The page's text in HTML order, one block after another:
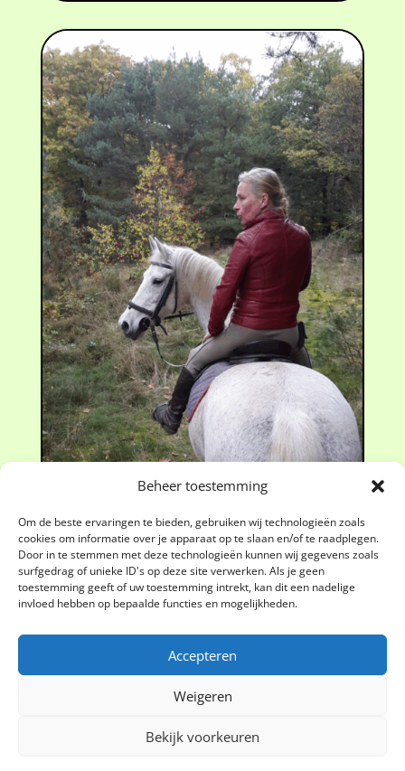
Beheer toestemming
Om de beste ervaringen te bieden, gebruiken wij technologieën zoals
cookies om informatie over je apparaat op te slaan en/of te raadplegen.
Door in te stemmen met deze technologieën kunnen wij gegevens zoals
surfgedrag of unieke ID's op deze site verwerken. Als je geen
toestemming geeft of uw toestemming intrekt, kan dit een nadelige
invloed hebben op bepaalde functies en mogelijkheden.
Accepteren
Weigeren
Bekijk voorkeuren
Algemene voorwaarden